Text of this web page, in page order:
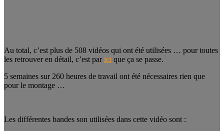
Au total, c’est plus de 508 vidéos qui ont été utilisées … pour toutes
les retrouver en détail, c’est par ici que ça se passe.
5 semaines sur 260 heures de travail ont été nécessaires rien que
pour le montage …
Les différentes bandes son utilisées dans cette vidéo sont :